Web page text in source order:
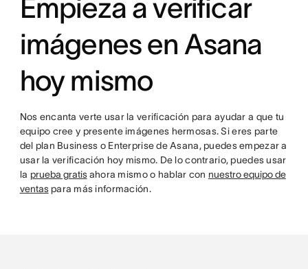
Empieza a verificar
imágenes en Asana
hoy mismo
Nos encanta verte usar la verificación para ayudar a que tu
equipo cree y presente imágenes hermosas. Si eres parte
del plan Business o Enterprise de Asana, puedes empezar a
usar la verificación hoy mismo. De lo contrario, puedes usar
la prueba gratisahora mismo o hablar con nuestro equipo de
ventaspara más información.